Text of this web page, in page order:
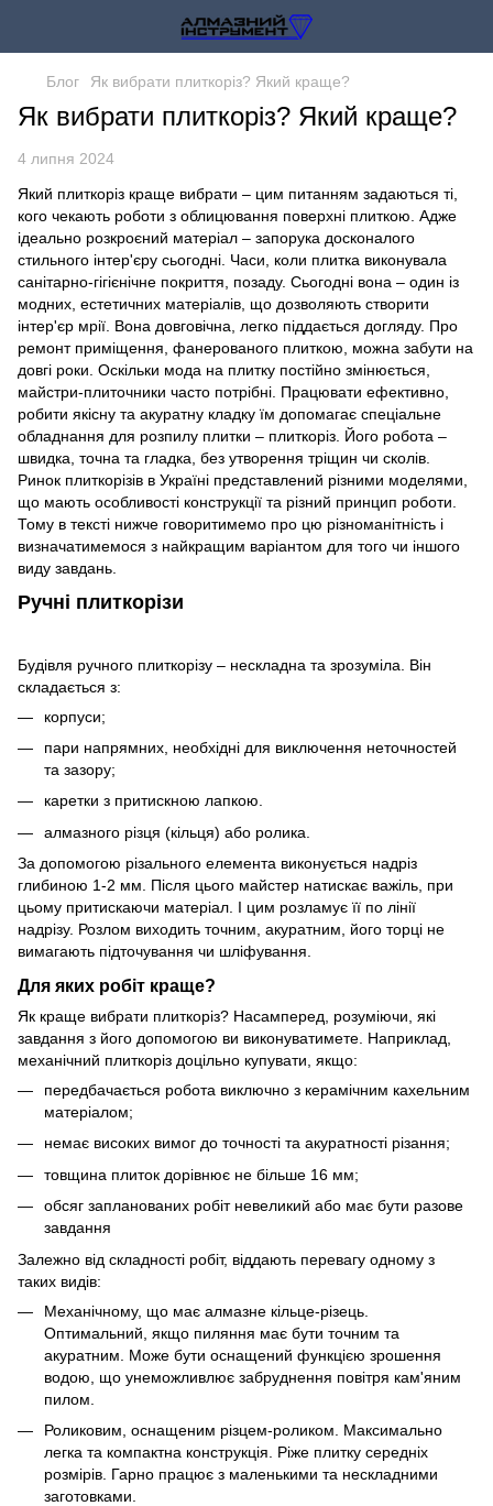
Блог Як вибрати плиткоріз? Який краще?
Як вибрати плиткоріз? Який краще?
4 липня 2024
Який плиткоріз краще вибрати – цим питанням задаються ті,
кого чекають роботи з облицювання поверхні плиткою. Адже
ідеально розкроєний матеріал – запорука досконалого
стильного інтер'єру сьогодні. Часи, коли плитка виконувала
санітарно-гігієнічне покриття, позаду. Сьогодні вона – один із
модних, естетичних матеріалів, що дозволяють створити
інтер'єр мрії. Вона довговічна, легко піддається догляду. Про
ремонт приміщення, фанерованого плиткою, можна забути на
довгі роки. Оскільки мода на плитку постійно змінюється,
майстри-плиточники часто потрібні. Працювати ефективно,
робити якісну та акуратну кладку їм допомагає спеціальне
обладнання для розпилу плитки – плиткоріз. Його робота –
швидка, точна та гладка, без утворення тріщин чи сколів.
Ринок плиткорізів в Україні представлений різними моделями,
що мають особливості конструкції та різний принцип роботи.
Тому в тексті нижче говоритимемо про цю різноманітність і
визначатимемося з найкращим варіантом для того чи іншого
виду завдань.
Ручні плиткорізи
Будівля ручного плиткорізу – нескладна та зрозуміла. Він
складається з:
корпуси;
пари напрямних, необхідні для виключення неточностей
та зазору;
каретки з притискною лапкою.
алмазного різця (кільця) або ролика.
За допомогою різального елемента виконується надріз
глибиною 1-2 мм. Після цього майстер натискає важіль, при
цьому притискаючи матеріал. І цим розламує її по лінії
надрізу. Розлом виходить точним, акуратним, його торці не
вимагають підточування чи шліфування.
Для яких робіт краще?
Як краще вибрати плиткоріз? Насамперед, розуміючи, які
завдання з його допомогою ви виконуватимете. Наприклад,
механічний плиткоріз доцільно купувати, якщо:
передбачається робота виключно з керамічним кахельним
матеріалом;
немає високих вимог до точності та акуратності різання;
товщина плиток дорівнює не більше 16 мм;
обсяг запланованих робіт невеликий або має бути разове
завдання
Залежно від складності робіт, віддають перевагу одному з
таких видів:
Механічному, що має алмазне кільце-різець.
Оптимальний, якщо пиляння має бути точним та
акуратним. Може бути оснащений функцією зрошення
водою, що унеможливлює забруднення повітря кам'яним
пилом.
Роликовим, оснащеним різцем-роликом. Максимально
легка та компактна конструкція. Ріже плитку середніх
розмірів. Гарно працює з маленькими та нескладними
заготовками.